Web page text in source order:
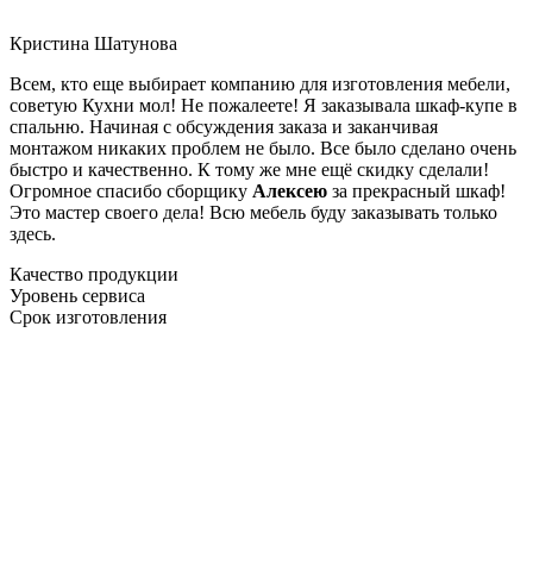
Кристина Шатунова
Всем, кто еще выбирает компанию для изготовления мебели,
советую Кухни мол! Не пожалеете! Я заказывала шкаф-купе в
спальню. Начиная с обсуждения заказа и заканчивая
монтажом никаких проблем не было. Все было сделано очень
быстро и качественно. К тому же мне ещё скидку сделали!
Огромное спасибо сборщику Алексею за прекрасный шкаф!
Это мастер своего дела! Всю мебель буду заказывать только
здесь.
Качество продукции
Уровень сервиса
Срок изготовления